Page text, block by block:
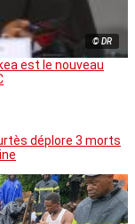
© DR
est le nouveau
déplore 3 morts